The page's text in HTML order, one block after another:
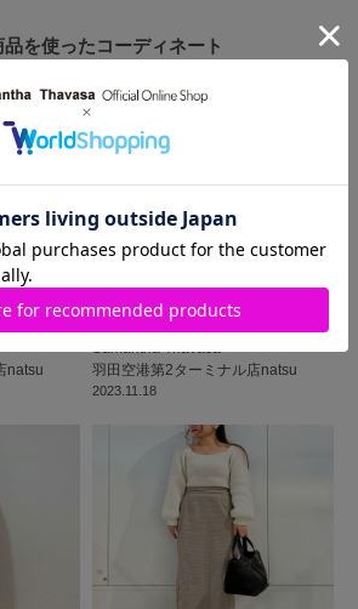
品を使ったコーディネート
natsu
2023.11.18
Samantha Thavasa
羽田空港第2ターミナル店natsu